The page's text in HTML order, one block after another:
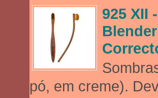
925 XII
pó, em creme).